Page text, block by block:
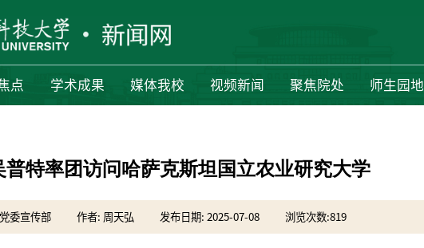
点 学术成果 媒体我校 视频新闻 聚焦院处 师生园地
普特率团访问哈萨克斯坦国立农业研究大学
委宣传部 作者: 周天弘 发布日期: 2025-07-08 浏览次数:819